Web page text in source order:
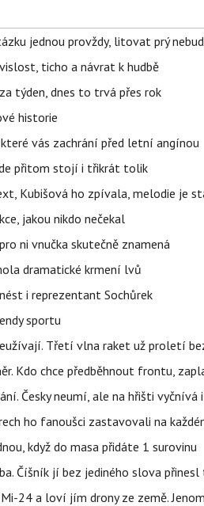
jednou provždy, litovat prý
ticho a návrat k hudbě
týden, dnes to trvá přes rok
historie
vás zachrání před letní angínou
přitom stojí i třikrát tolik
Kubišová ho zpívala, melodie je
jakou nikdo nečekal
ni vnučka skutečně znamená
dramatické krmení lvů
i reprezentant Sochůrek
sportu
Třetí vlna raket už proletí
Kdo chce předběhnout frontu,
Česky neumí, ale na hřišti
ho fanoušci zastavovali na
když do masa přidáte 1 surovinu
Číšník jí bez jediného slova
24 a loví jím drony ze země.